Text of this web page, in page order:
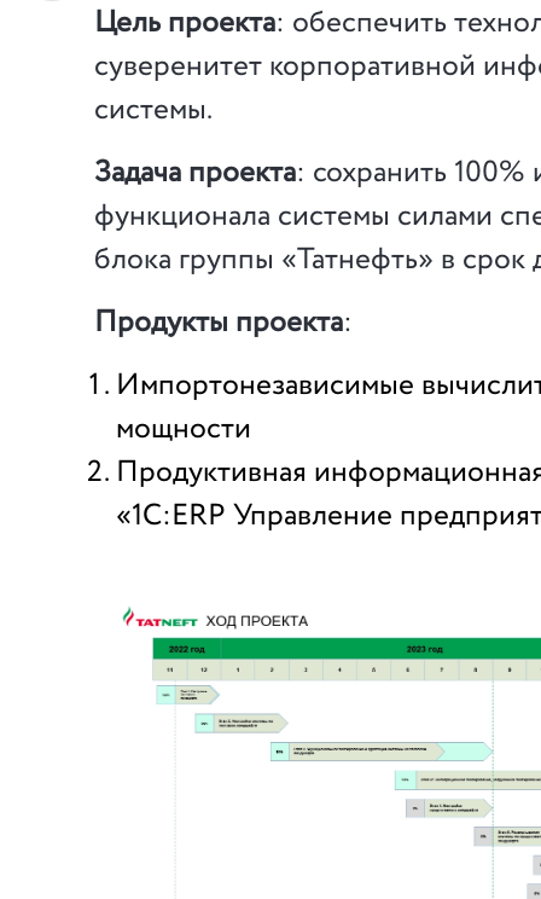
Цель проекта: обеспечить
суверенитет корпоративной
системы.
Задача проекта: сохранить
функционала системы силами
блока группы «Татнефть» в срок
Продукты проекта:
Импортонезависимые
мощности
Продуктивная
«1C:ERP Управление